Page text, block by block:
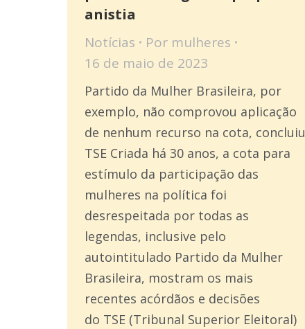
anistia
Notícias Por mulheres
16 de maio de 2023
Partido da Mulher Brasileira, por
exemplo, não comprovou aplicação
de nenhum recurso na cota, concluiu
TSE Criada há 30 anos, a cota para
estímulo da participação das
mulheres na política foi
desrespeitada por todas as
legendas, inclusive pelo
autointitulado Partido da Mulher
Brasileira, mostram os mais
recentes acórdãos e decisões
do TSE (Tribunal Superior Eleitoral)